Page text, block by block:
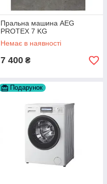
Пральна машина AEG
PROTEX 7 KG
Немає в наявності
7 400 ₴
Подарунок